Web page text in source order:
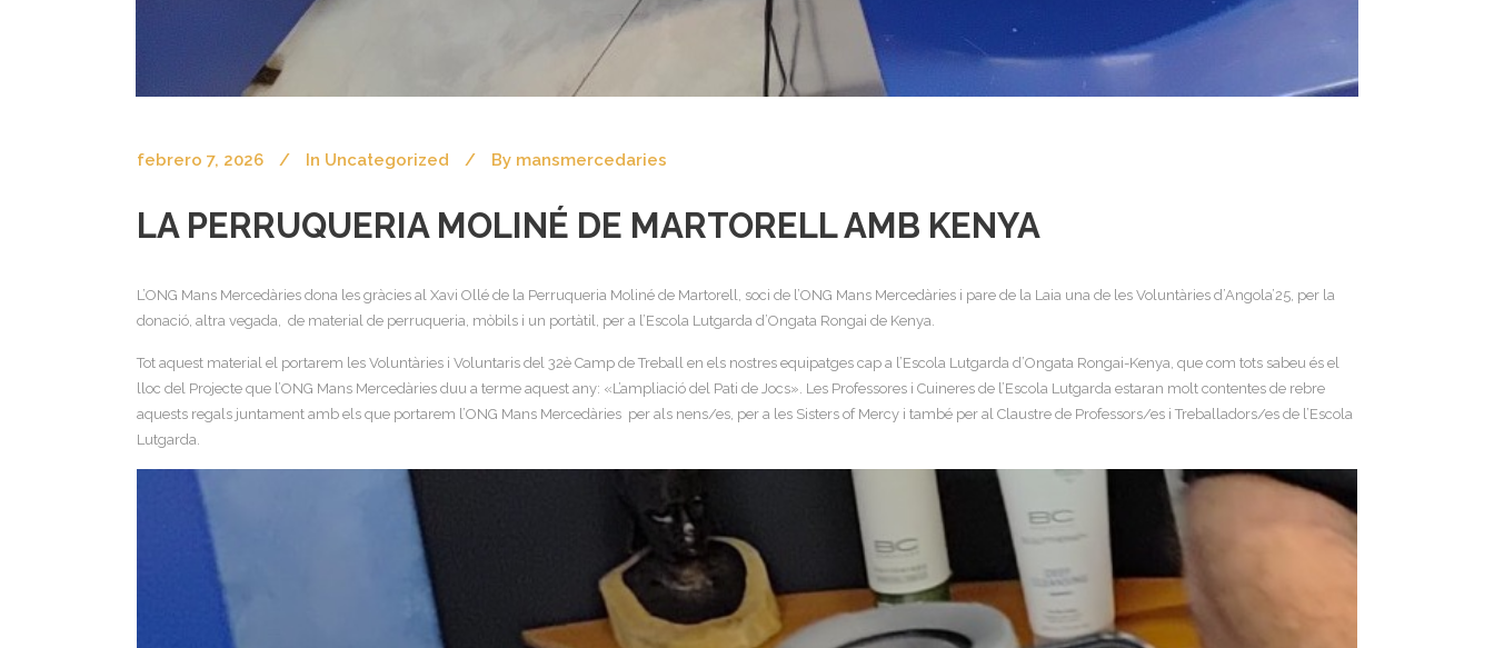
febrero 7, 2026 In Uncategorized By mansmercedaries
LA PERRUQUERIA MOLINÉ DE MARTORELL AMB KENYA
L’ONG Mans Mercedàries dona les gràcies al Xavi Ollé de la Perruqueria Moliné de Martorell, soci de l’ONG Mans Mercedàries i pare de la Laia una de les Voluntàries d’Angola’25, per la
donació, altra vegada, de material de perruqueria, mòbils i un portàtil, per a l’Escola Lutgarda d’Ongata Rongai de Kenya.
Tot aquest material el portarem les Voluntàries i Voluntaris del 32è Camp de Treball en els nostres equipatges cap a l’Escola Lutgarda d’Ongata Rongai-Kenya, que com tots sabeu és el
lloc del Projecte que l’ONG Mans Mercedàries duu a terme aquest any: «L’ampliació del Pati de Jocs». Les Professores i Cuineres de l’Escola Lutgarda estaran molt contentes de rebre
aquests regals juntament amb els que portarem l’ONG Mans Mercedàries per als nens/es, per a les Sisters of Mercy i també per al Claustre de Professors/es i Treballadors/es de l’Escola
Lutgarda.